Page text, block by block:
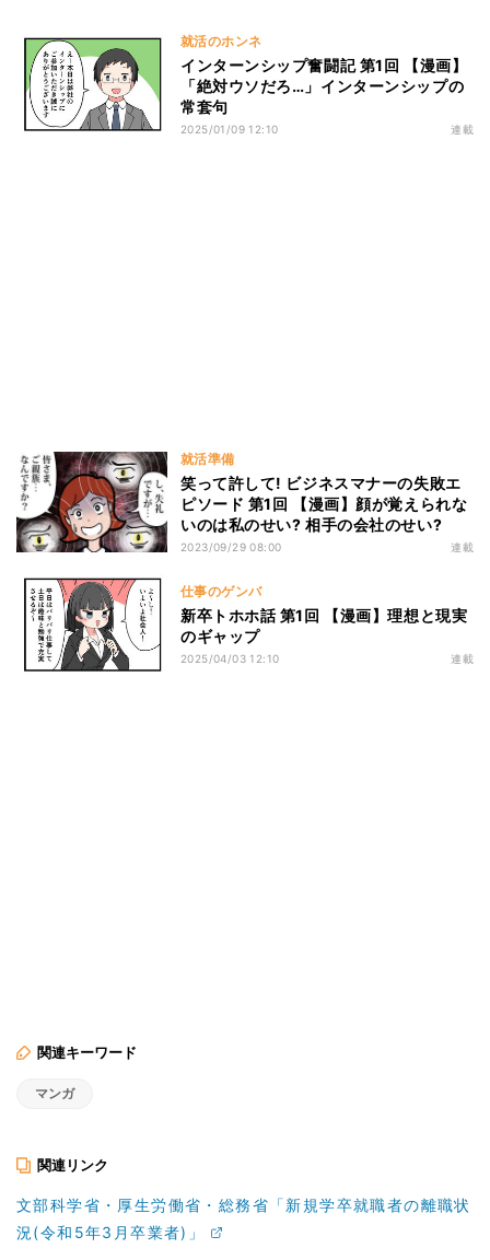
就活のホンネ
インターンシップ奮闘記 第1回 【漫画】
「絶対ウソだろ…」インターンシップの
常套句
2025/01/09 12:10 連載
就活準備
笑って許して! ビジネスマナーの失敗エ
ピソード 第1回 【漫画】顔が覚えられな
いのは私のせい? 相手の会社のせい?
2023/09/29 08:00 連載
仕事のゲンバ
新卒トホホ話 第1回 【漫画】理想と現実
のギャップ
2025/04/03 12:10 連載
関連キーワード
マンガ
関連リンク
文部科学省・厚生労働省・総務省「新規学卒就職者の離職状
況(令和5年3月卒業者)」